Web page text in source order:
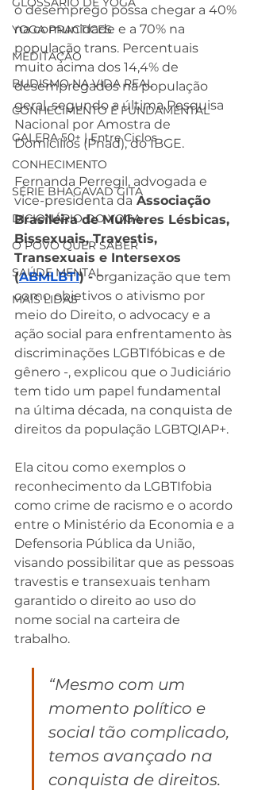
YOGA PRACTICES
MEDITAÇÃO
BUDISMO NA VIDA REAL
CONHECIMENTO É FUNDAMENTAL
GALERA 50+ | Entre Ciclos
CONHECIMENTO
SÉRIE BHAGAVAD GITA
DICIONÁRIO DO YOGA
O POVO QUER SABER
SAÚDE MENTAL
MAIS LIDAS
o desemprego possa chegar a 40%
na comunidade e a 70% na
população trans. Percentuais
muito acima dos 14,4% de
desempregados na população
geral, segundo a última Pesquisa
Nacional por Amostra de
Domicílios (Pnad), do IBGE.
Fernanda Perregil, advogada e
vice-presidenta da Associação
Brasileira de Mulheres Lésbicas,
Bissexuais, Travestis,
Transexuais e Intersexos
(ABMLBTI) - organização que tem
como objetivos o ativismo por
meio do Direito, o advocacy e a
ação social para enfrentamento às
discriminações LGBTIfóbicas e de
gênero -, explicou que o Judiciário
tem tido um papel fundamental
na última década, na conquista de
direitos da população LGBTQIAP+.
Ela citou como exemplos o
reconhecimento da LGBTIfobia
como crime de racismo e o acordo
entre o Ministério da Economia e a
Defensoria Pública da União,
visando possibilitar que as pessoas
travestis e transexuais tenham
garantido o direito ao uso do
nome social na carteira de
trabalho.
“Mesmo com um
momento político e
social tão complicado,
temos avançado na
conquista de direitos.